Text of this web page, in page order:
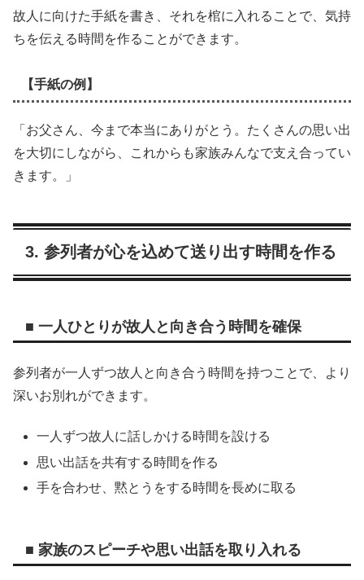
故人に向けた手紙を書き、それを棺に入れることで、気持
ちを伝える時間を作ることができます。
【手紙の例】
「お父さん、今まで本当にありがとう。たくさんの思い出
を大切にしながら、これからも家族みんなで支え合ってい
きます。」
3. 参列者が心を込めて送り出す時間を作る
■ 一人ひとりが故人と向き合う時間を確保
参列者が一人ずつ故人と向き合う時間を持つことで、より
深いお別れができます。
一人ずつ故人に話しかける時間を設ける
思い出話を共有する時間を作る
手を合わせ、黙とうをする時間を長めに取る
■ 家族のスピーチや思い出話を取り入れる